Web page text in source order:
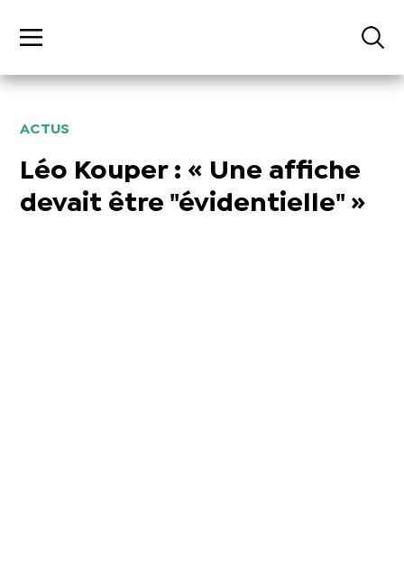
ACTUS
Léo Kouper : « Une affiche
devait être "évidentielle" »